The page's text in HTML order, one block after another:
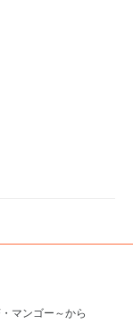
マンゴー～から